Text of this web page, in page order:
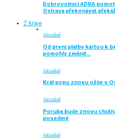
Dobrovolníci ADRA
Ostrava překonávat
Z kraje
Aktuálně
Od první platby kartou k
pomohly změnit…
Aktuálně
Král popu znovu ožije v
Aktuálně
Poruba bude znovu
posedmé
Aktuálně